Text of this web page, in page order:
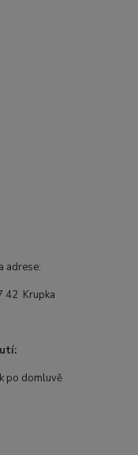
adrese:
42 Krupka
po domluvě